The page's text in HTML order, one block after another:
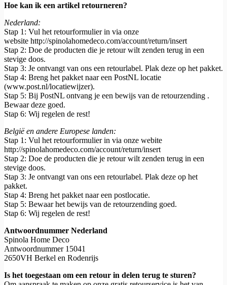
Hoe kan ik een artikel retourneren?
Nederland:
Stap 1: Vul het retourformulier in via onze
website http://spinolahomedeco.com/account/return/insert
Stap 2: Doe de producten die je retour wilt zenden terug in een
stevige doos.
Stap 3: Je ontvangt van ons een retourlabel. Plak deze op het pakket.
Stap 4: Breng het pakket naar een PostNL locatie
(www.post.nl/locatiewijzer).
Stap 5: Bij PostNL ontvang je een bewijs van de retourzending .
Bewaar deze goed.
Stap 6: Wij regelen de rest!
Belgiëen andere Europese landen:
Stap 1: Vul het retourformulier in via onze webite
http://spinolahomedeco.com/account/return/insert
Stap 2: Doe de producten die je retour wilt zenden terug in een
stevige doos.
Stap 3: Je ontvangt van ons een retourlabel. Plak deze op het
pakket.
Stap 4: Breng het pakket naar een postlocatie.
Stap 5: Bewaar het bewijs van de retourzending goed.
Stap 6: Wij regelen de rest!
Antwoordnummer Nederland
Spinola Home Deco
Antwoordnummer 15041
2650VH Berkel en Rodenrijs
Is het toegestaan om een retour in delen terug te sturen?